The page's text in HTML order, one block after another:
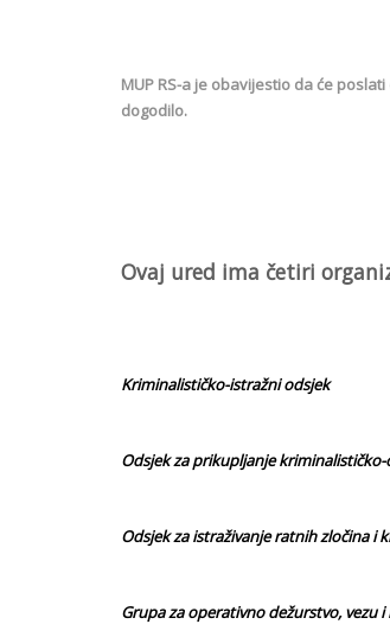
MUP RS-a je obavijestio da će
dogodilo.
Ovaj ured ima četiri
Kriminalističko-istražni odsjek
Odsjek za prikupljanje
Odsjek za istraživanje ratnih zločina
Grupa za operativno dežurstvo, vezu